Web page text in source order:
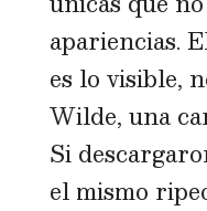
apariencias.
es lo visible,
Wilde, una
Si
el mismo